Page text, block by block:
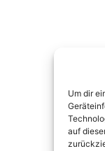
Um dir
auf